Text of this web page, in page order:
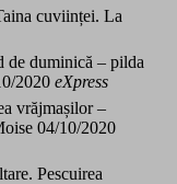
cuviinței. La
de duminică – pilda
2020 eXpress
vrăjmașilor –
04/10/2020
Pescuirea